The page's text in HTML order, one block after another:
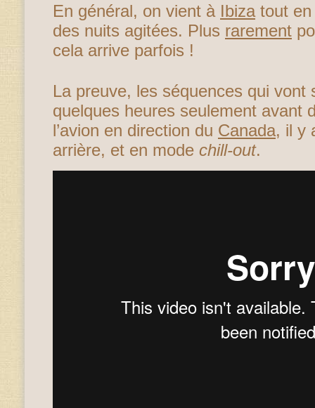
En général, on vient à Ibizatout en
des nuits agitées. Plus rarement
cela arrive parfois !
La preuve, les séquences qui vont
quelques heures seulement avant
l’avion en direction du Canada, il y
arrière, et en mode chill-out.